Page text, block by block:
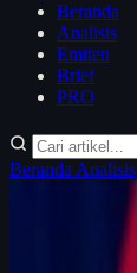
Beranda
Analisis
Emiten
Brief
PRO
Beranda Analisis